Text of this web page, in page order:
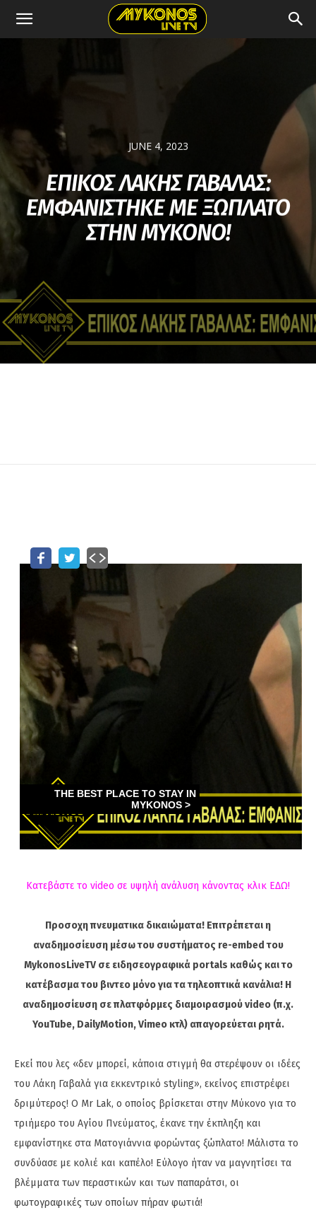
JUNE 4, 2023
ΕΠΙΚΟΣ ΛΑΚΗΣ ΓΑΒΑΛΑΣ:
ΕΜΦΑΝΙΣΤΗΚΕ ΜΕ ΞΩΠΛΑΤΟ
ΣΤΗΝ ΜΥΚΟΝΟ!
Κατεβάστε το video σε υψηλή ανάλυση κάνοντας κλικ ΕΔΩ!
Προσοχη πνευματικα δικαιώματα! Επιτρέπεται η
αναδημοσίευση μέσω του συστήματος re-embed του
MykonosLiveTV σε ειδησεογραφικά portals καθώς και το
κατέβασμα του βιντεο μόνο για τα τηλεοπτικά κανάλια! Η
αναδημοσίευση σε πλατφόρμες διαμοιρασμού video (π.χ.
YouTube, DailyMotion, Vimeo κτλ) απαγορεύεται ρητά.
Εκεί που λες «δεν μπορεί, κάποια στιγμή θα στερέψουν οι ιδέες
του Λάκη Γαβαλά για εκκεντρικό styling», εκείνος επιστρέφει
δριμύτερος! Ο Mr Lak, ο οποίος βρίσκεται στην Μύκονο για το
τριήμερο του Αγίου Πνεύματος, έκανε την έκπληξη και
εμφανίστηκε στα Ματογιάννια φορώντας ξώπλατο! Μάλιστα το
συνδύασε με κολιέ και καπέλο! Εύλογο ήταν να μαγνητίσει τα
βλέμματα των περαστικών και των παπαράτσι, οι
φωτογραφικές των οποίων πήραν φωτιά!